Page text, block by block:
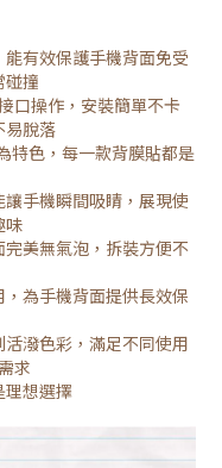
有效保護手機背面免受
碰撞
口操作，安裝簡單不卡
易脫落
特色，每一款背膜貼都是
手機瞬間吸睛，展現使
味
美無氣泡，拆裝方便不
為手機背面提供長效保
潑色彩，滿足不同使用
求
理想選擇